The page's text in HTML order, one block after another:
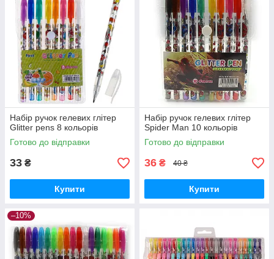
Набір ручок гелевих глітер
Glitter pens 8 кольорів
Готово до відправки
33 ₴
Купити
Набір ручок гелевих глітер
Spider Man 10 кольорів
Готово до відправки
36 ₴ 40 ₴
Купити
–10%